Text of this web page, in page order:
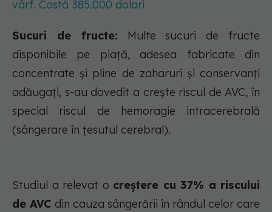
vârf. Costă 385.000 dolari
Sucuri de fructe: Multe sucuri de fructe
disponibile pe piață, adesea fabricate din
concentrate și pline de zaharuri și conservanți
adăugați, s-au dovedit a crește riscul de AVC, în
special riscul de hemoragie intracerebrală
(sângerare în țesutul cerebral).
Studiul a relevat o creștere cu 37% a riscului
de AVC din cauza sângerării în rândul celor care